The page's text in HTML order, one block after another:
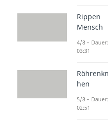
Ohr
Rippen
Mensch
4/8 – Dauer:
03:31
hen
5/8 – Dauer:
02:51